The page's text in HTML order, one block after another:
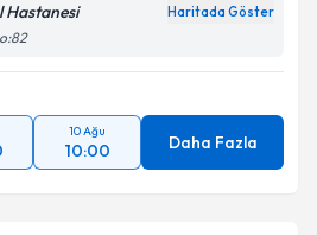
Hastanesi Haritada Göster
10 Ağu
10:00 Daha Fazla